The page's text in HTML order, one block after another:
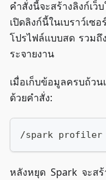
คำสั่งนี้จะสร้างลิงก์เ
เปิดลิงก์นี้ในเบราว์เซ
โปรไฟล์แบบสด รวมถึ
ระจายงาน
เมื่อเก็บข้อมูลครบถ้ว
ด้วยคำสั่ง:
/spark profiler
หลังหยุด Spark จะสร้